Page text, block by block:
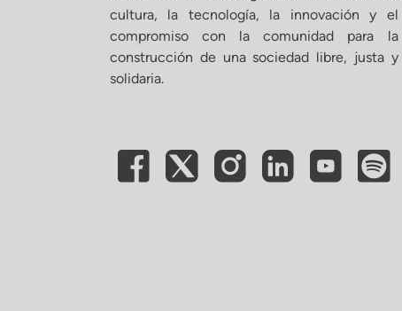
cultura, la tecnología, la innovación y el
compromiso con la comunidad para la
construcción de una sociedad libre, justa y
solidaria.